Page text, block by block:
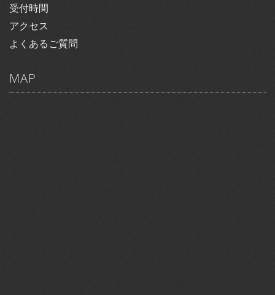
受付時間
アクセス
よくあるご質問
MAP